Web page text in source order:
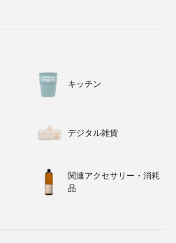
キッチン
デジタル雑貨
関連アクセサリー・消耗
品